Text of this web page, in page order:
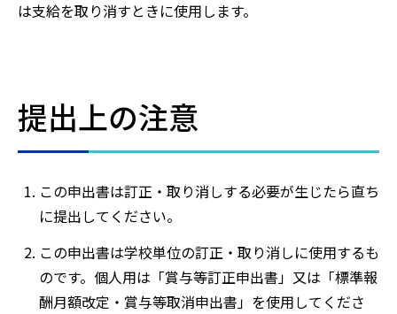
は支給を取り消すときに使用します。
提出上の注意
この申出書は訂正・取り消しする必要が生じたら直ち
に提出してください。
この申出書は学校単位の訂正・取り消しに使用するも
のです。個人用は「賞与等訂正申出書」又は「標準報
酬月額改定・賞与等取消申出書」を使用してくださ